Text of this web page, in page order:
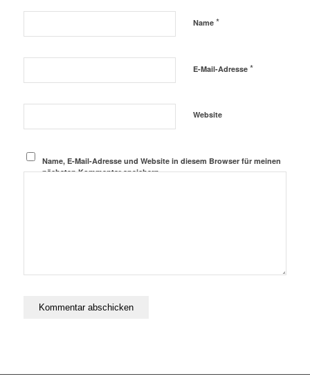
Name *
E-Mail-Adresse *
Website
Name, E-Mail-Adresse und Website in diesem Browser für meinen
nächsten Kommentar speichern.